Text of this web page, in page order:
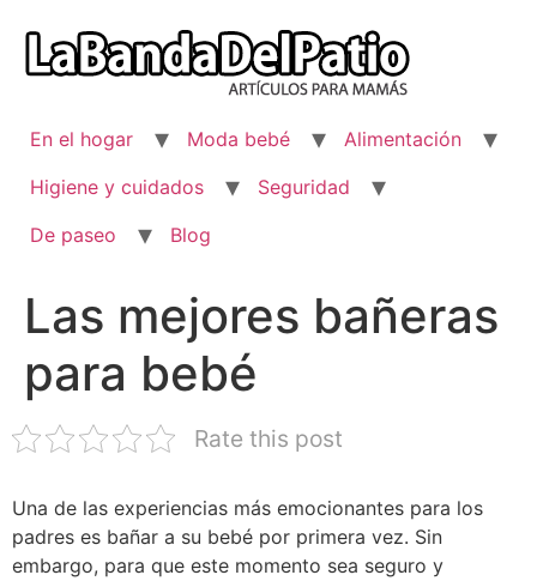
contenido
En el hogar Moda bebé
Alimentación
Higiene y cuidados
Seguridad
De paseo
Blog
Las mejores bañeras
para bebé
Rate this post
Una de las experiencias más emocionantes para los
padres es bañar a su bebé por primera vez. Sin
embargo, para que este momento sea seguro y